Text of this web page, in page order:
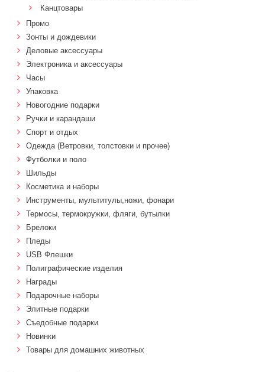
Канцтовары
Промо
Зонты и дождевики
Деловые аксессуары
Электроника и аксессуары
Часы
Упаковка
Новогодние подарки
Ручки и карандаши
Спорт и отдых
Одежда (Ветровки, толстовки и прочее)
Футболки и поло
Шильды
Косметика и наборы
Инструменты, мультитулы,ножи, фонари
Термосы, термокружки, фляги, бутылки
Брелоки
Пледы
USB Флешки
Полиграфические изделия
Награды
Подарочные наборы
Элитные подарки
Cъедобные подарки
Новинки
Товары для домашних животных